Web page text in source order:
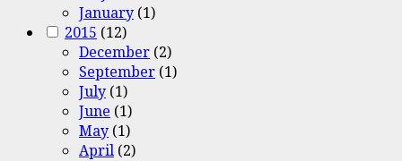
January (1)
2015 (12)
December (2)
September (1)
July (1)
June (1)
May (1)
April (2)